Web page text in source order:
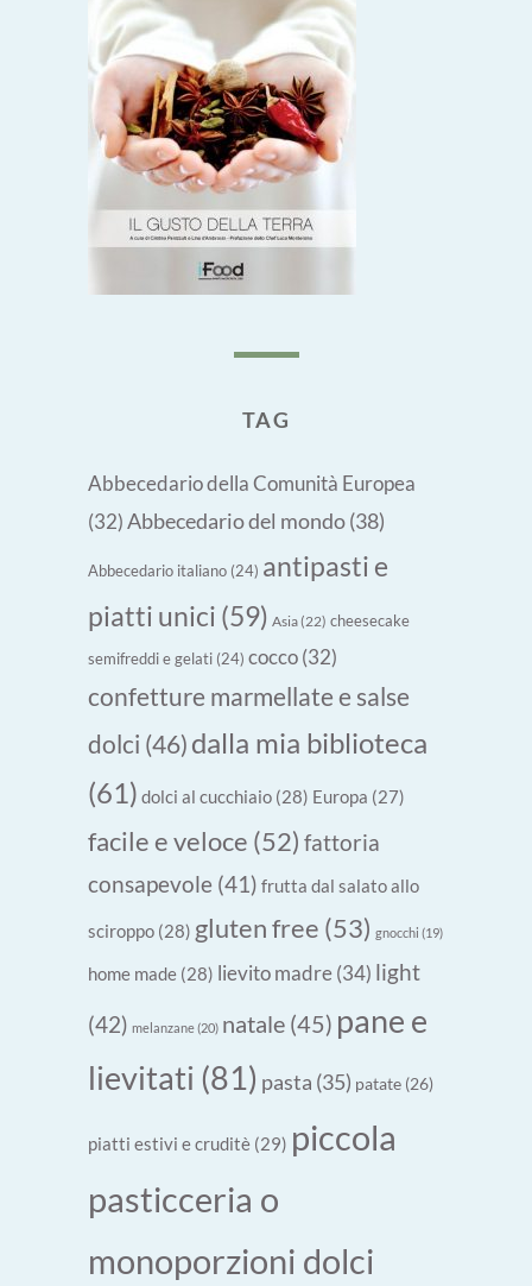
TAG
Abbecedario della Comunità Europea
(32) Abbecedario del mondo(38)
Abbecedario italiano (24) antipasti e
piatti unici (59) Asia(22) cheesecake
semifreddi e gelati (24) cocco (32)
confetture marmellate e salse
dolci (46) dalla mia biblioteca
(61) dolci al cucchiaio (28) Europa (27)
facile e veloce (52) fattoria
consapevole (41) frutta dal salato allo
sciroppo (28) gluten free (53) gnocchi (19)
home made (28) lievito madre(34) light
(42) melanzane(20) natale (45) pane e
lievitati (81) pasta (35) patate (26)
piatti estivi e cruditè (29) piccola
pasticceria o
monoporzioni dolci